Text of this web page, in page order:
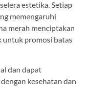
estetika. Setiap
memengaruhi
merah menciptakan
untuk promosi batas
dan dapat
kesehatan dan